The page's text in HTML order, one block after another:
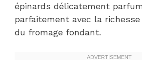
épinards délicatement
parfaitement avec la
du fromage fondant.